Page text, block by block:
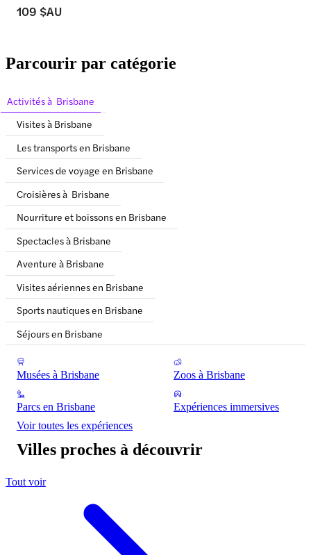
109 $AU
Parcourir par catégorie
Activités à Brisbane
Visites à Brisbane
Les transports en Brisbane
Services de voyage en Brisbane
Croisières à Brisbane
Nourriture et boissons en Brisbane
Spectacles à Brisbane
Aventure à Brisbane
Visites aériennes en Brisbane
Sports nautiques en Brisbane
Séjours en Brisbane
Musées à Brisbane Zoos à Brisbane
Parcs en Brisbane
Expériences immersives
Voir toutes les expériences
Villes proches à découvrir
Tout voir